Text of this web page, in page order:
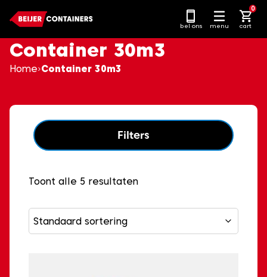
naar
content
bel ons menu cart
0
Container 30m3
Home Container 30m3
Filters
Toont alle 5 resultaten